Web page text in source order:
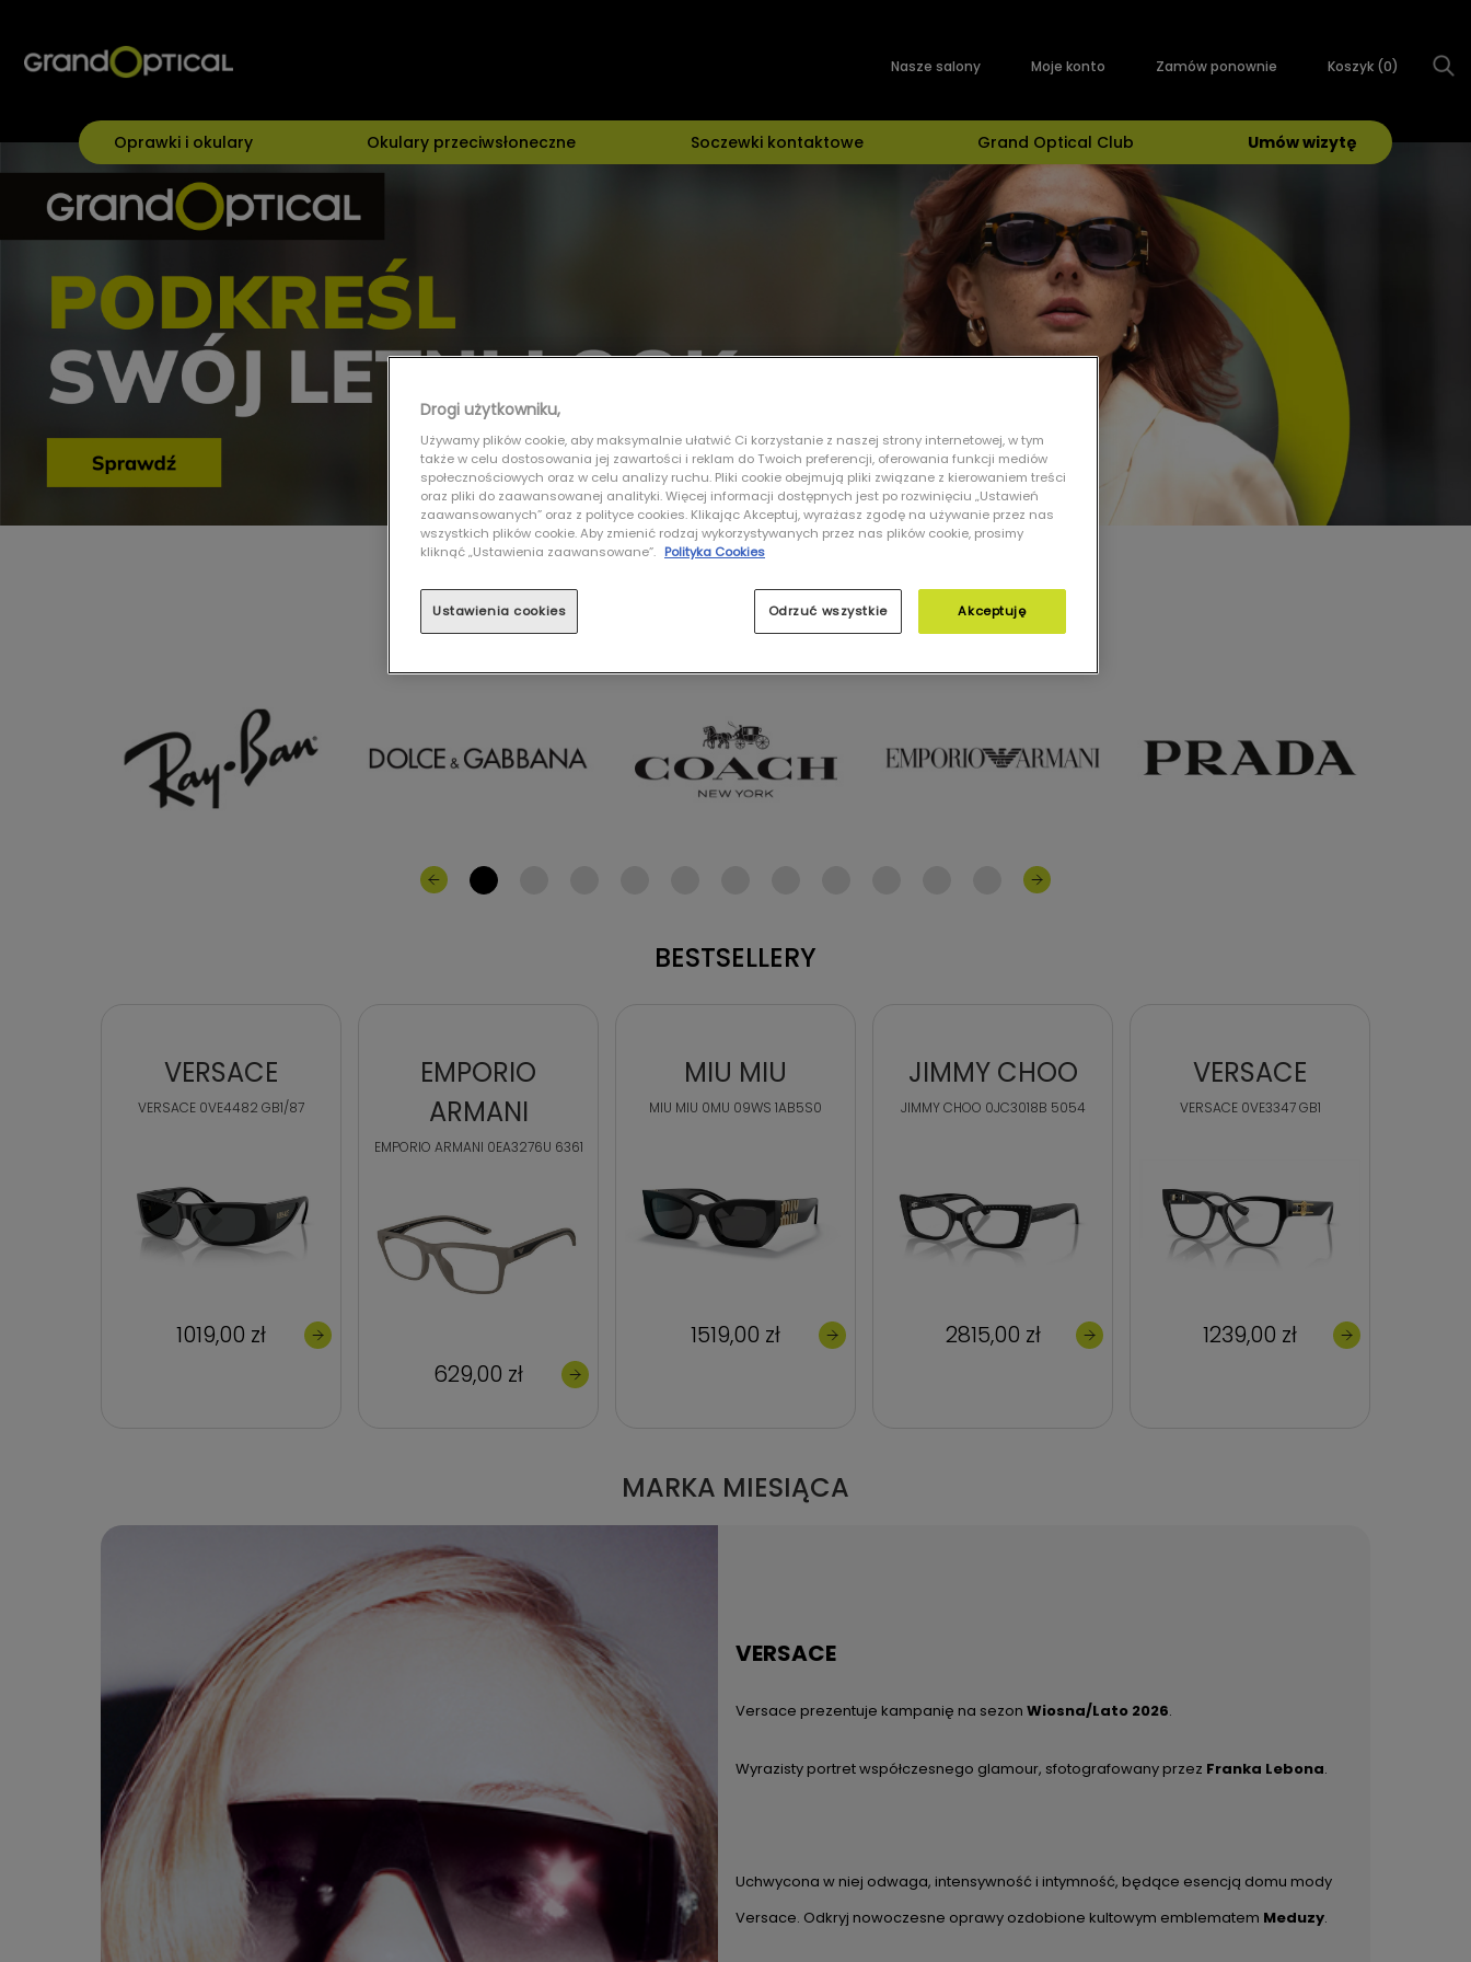
Nasze salony Moje konto Zamów ponownie Koszyk (0)
Oprawki i okulary Okulary przeciwsłoneczne Soczewki kontaktowe Grand Optical Club Umów wizytę
NASZE MARKI
BESTSELLERY
VERSACE
VERSACE 0VE4482 GB1/87
1019,00 zł
EMPORIO
ARMANI
EMPORIO ARMANI 0EA3276U 6361
629,00 zł
MIU MIU
MIU MIU 0MU 09WS 1AB5S0
1519,00 zł
JIMMY CHOO
JIMMY CHOO 0JC3018B 5054
2815,00 zł
VERSACE
VERSACE 0VE3347 GB1
1239,00 zł
MARKA MIESIĄCA
VERSACE
Versace prezentuje kampanię na sezon Wiosna/Lato 2026.
Wyrazisty portret współczesnego glamour, sfotografowany przez Franka Lebona.
Uchwycona w niej odwaga, intensywność i intymność, będące esencją domu mody
Versace. Odkryj nowoczesne oprawy ozdobione kultowym emblematem Meduzy.
Drogi użytkowniku,
Używamy plików cookie, aby maksymalnie ułatwić Ci korzystanie z naszej strony internetowej, w tym
także w celu dostosowania jej zawartości i reklam do Twoich preferencji, oferowania funkcji mediów
społecznościowych oraz w celu analizy ruchu. Pliki cookie obejmują pliki związane z kierowaniem treści
oraz pliki do zaawansowanej analityki. Więcej informacji dostępnych jest po rozwinięciu „Ustawień
zaawansowanych” oraz z polityce cookies. Klikając Akceptuj, wyrażasz zgodę na używanie przez nas
wszystkich plików cookie. Aby zmienić rodzaj wykorzystywanych przez nas plików cookie, prosimy
kliknąć „Ustawienia zaawansowane”. Polityka Cookies
Ustawienia cookies Odrzuć wszystkie Akceptuję